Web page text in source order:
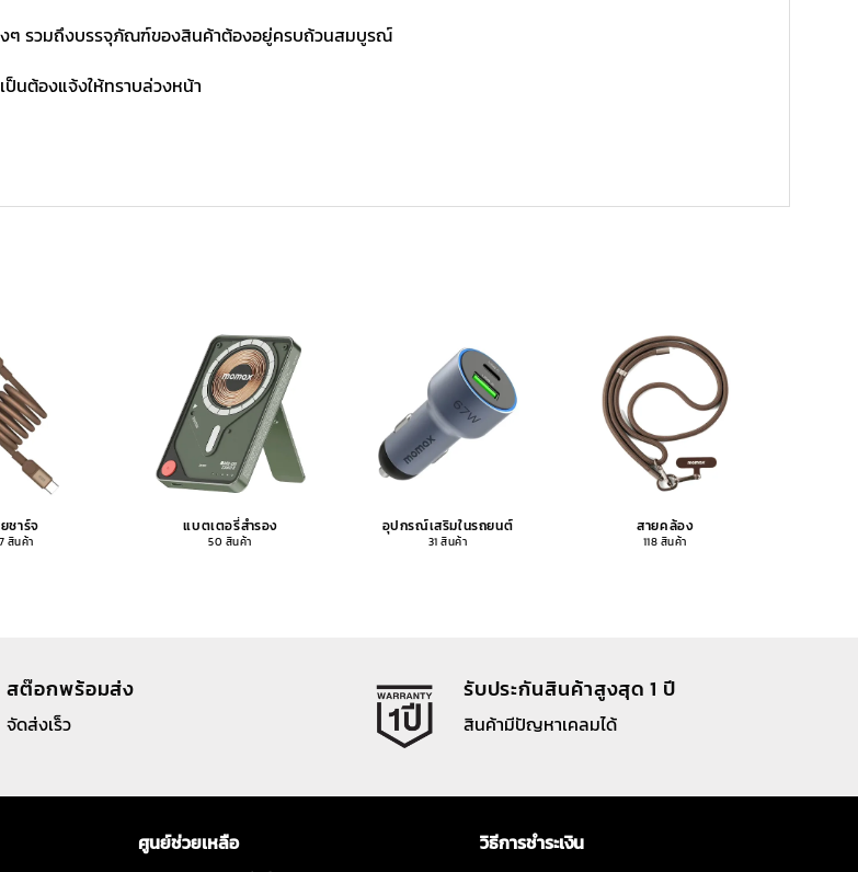
ๆ รวมถึงบรรจุภัณฑ์ของสินค้าต้องอยู่ครบถ้วนสมบูรณ์
ป็นต้องแจ้งให้ทราบล่วงหน้า
ชาร์จ
สินค้า
แบตเตอรี่สำรอง
50 สินค้า
อุปกรณ์เสริมในรถยนต์
31 สินค้า
สายคล้อง
118 สินค้า
สต๊อกพร้อมส่ง
จัดส่งเร็ว
รับประกันสินค้าสูงสุด 1 ปี
สินค้ามีปัญหาเคลมได้
ศูนย์ช่วยเหลือ
วิธีการชำระเงิน